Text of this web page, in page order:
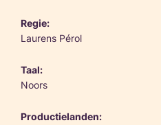
Regie:
Laurens Pérol
Taal:
Noors
Productielanden: